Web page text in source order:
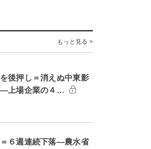
もっと見る >
後押し＝消えぬ中東影
―上場企業の４…
６週連続下落―農水省